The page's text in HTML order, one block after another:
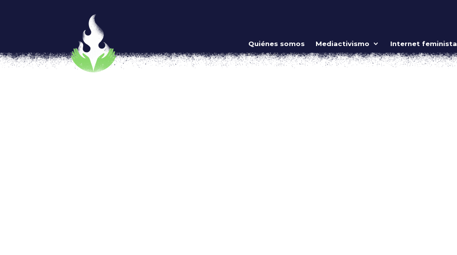
Quiénes somos Mediactivismo Internet feminista
A 20 años de «Legalmente rubia», ¿una película feminista?
por analauraperez|Jun 11, 2021|FEMINISMOS,Mujeres guerreras
[vc_row type=»in_container» full_screen_row_position=»middle» scene_position=»center» text_color=»dark»